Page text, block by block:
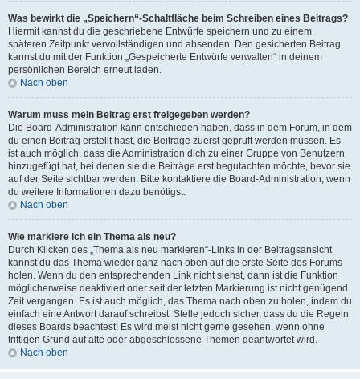
Was bewirkt die „Speichern“-Schaltfläche beim Schreiben eines Beitrags?
Hiermit kannst du die geschriebene Entwürfe speichern und zu einem
späteren Zeitpunkt vervollständigen und absenden. Den gesicherten Beitrag
kannst du mit der Funktion „Gespeicherte Entwürfe verwalten“ in deinem
persönlichen Bereich erneut laden.
Nach oben
Warum muss mein Beitrag erst freigegeben werden?
Die Board-Administration kann entschieden haben, dass in dem Forum, in dem
du einen Beitrag erstellt hast, die Beiträge zuerst geprüft werden müssen. Es
ist auch möglich, dass die Administration dich zu einer Gruppe von Benutzern
hinzugefügt hat, bei denen sie die Beiträge erst begutachten möchte, bevor sie
auf der Seite sichtbar werden. Bitte kontaktiere die Board-Administration, wenn
du weitere Informationen dazu benötigst.
Nach oben
Wie markiere ich ein Thema als neu?
Durch Klicken des „Thema als neu markieren“-Links in der Beitragsansicht
kannst du das Thema wieder ganz nach oben auf die erste Seite des Forums
holen. Wenn du den entsprechenden Link nicht siehst, dann ist die Funktion
möglicherweise deaktiviert oder seit der letzten Markierung ist nicht genügend
Zeit vergangen. Es ist auch möglich, das Thema nach oben zu holen, indem du
einfach eine Antwort darauf schreibst. Stelle jedoch sicher, dass du die Regeln
dieses Boards beachtest! Es wird meist nicht gerne gesehen, wenn ohne
triftigen Grund auf alte oder abgeschlossene Themen geantwortet wird.
Nach oben